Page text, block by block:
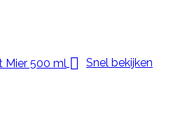
 Snel bekijken